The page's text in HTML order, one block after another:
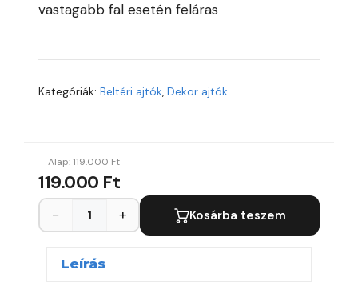
vastagabb fal esetén feláras
Kategóriák: Beltéri ajtók, Dekor ajtók
Alap:119.000 Ft
119.000 Ft
− + Kosárba teszem
Leírás